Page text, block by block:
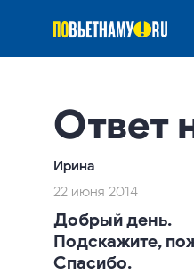
Ответ
Ирина
22 июня 2014
Добрый день.
Подскажите,
Спасибо.